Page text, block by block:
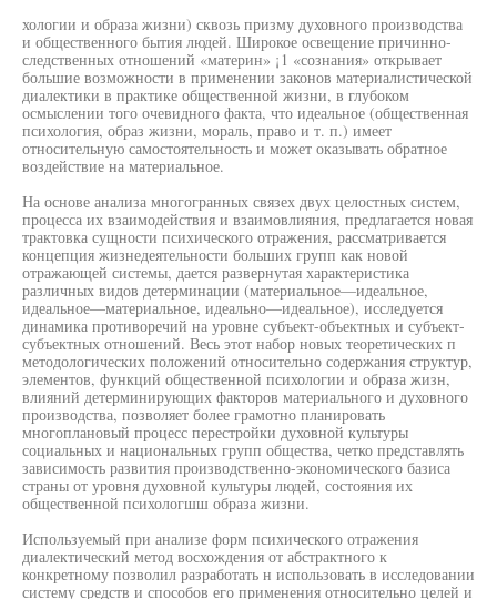
хологии и образа жизни) сквозь призму духовного производства
и общественного бытия людей. Широкое освещение причинно-
следственных отношений «материн» ¡1 «сознания» открывает
большие возможности в применении законов материалистической
диалектики в практике общественной жизни, в глубоком
осмыслении того очевидного факта, что идеальное (общественная
психология, образ жизни, мораль, право и т. п.) имеет
относительную самостоятельность и может оказывать обратное
воздействие на материальное.
На основе анализа многогранных связех двух целостных систем,
процесса их взаимодействия и взаимовлияния, предлагается новая
трактовка сущности психического отражения, рассматривается
концепция жизнедеятельности больших групп как новой
отражающей системы, дается развернутая характеристика
различных видов детерминации (материальное—идеальное,
идеальное—материальное, идеально—идеальное), исследуется
динамика противоречий на уровне субъект-объектных и субъект-
субъектных отношений. Весь этот набор новых теоретических п
методологических положений относительно содержания структур,
элементов, функций общественной психологии и образа жизн,
влияний детерминирующих факторов материального и духовного
производства, позволяет более грамотно планировать
многоплановый процесс перестройки духовной культуры
социальных и национальных групп общества, четко представлять
зависимость развития производственно-экономического базиса
страны от уровня духовной культуры людей, состояния их
общественной психологшш образа жизни.
Используемый при анализе форм психического отражения
диалектический метод восхождения от абстрактного к
конкретному позволил разработать н использовать в исследовании
систему средств и способов его применения относительно целей и